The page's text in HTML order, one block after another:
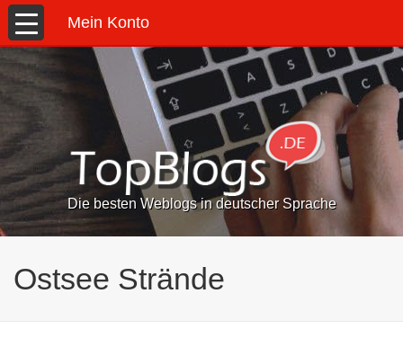
Mein Konto
Die besten Weblogs in deutscher Sprache
Ostsee Strände